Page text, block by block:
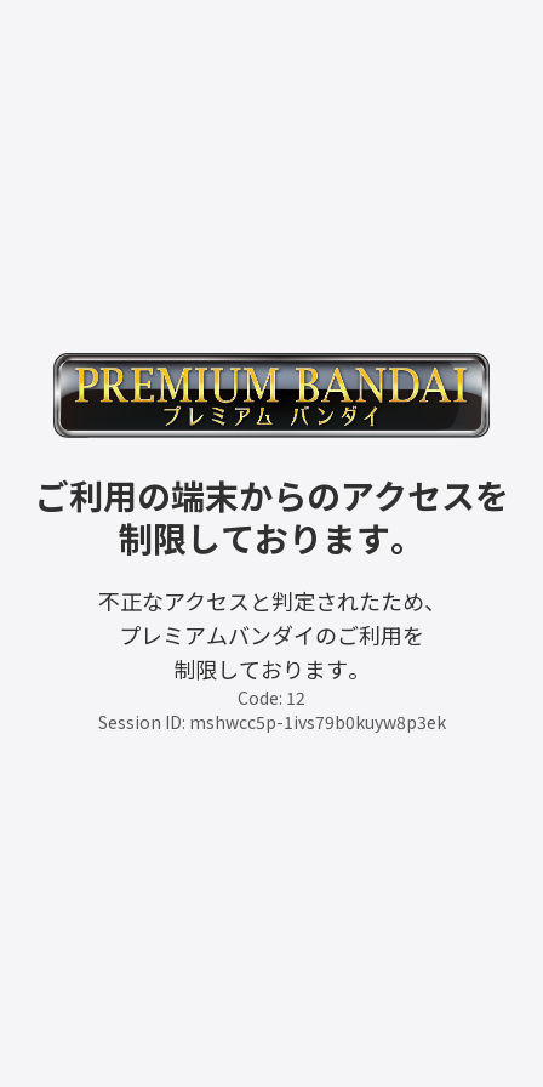
ご利用の端末からのアクセスを
制限しております。
不正なアクセスと判定されたため、
プレミアムバンダイのご利用を
制限しております。
Code: 12
Session ID: mshwcc5p-1ivs79b0kuyw8p3ek